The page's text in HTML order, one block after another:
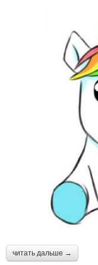
читать дальше →